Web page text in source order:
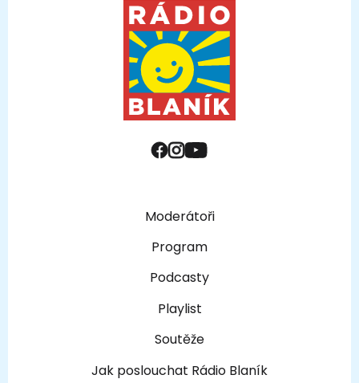
Moderátoři
Program
Podcasty
Playlist
Soutěže
Jak poslouchat Rádio Blaník